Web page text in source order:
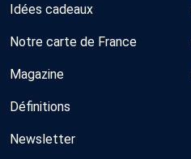
Idées cadeaux
Notre carte de France
Magazine
Définitions
Newsletter